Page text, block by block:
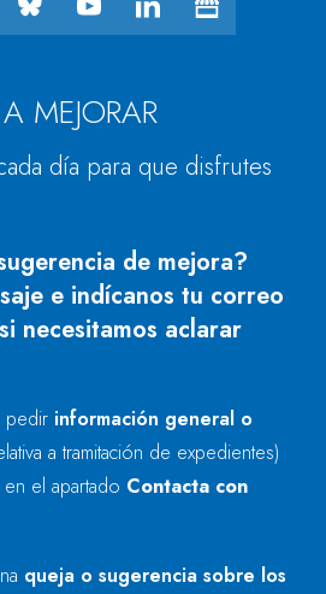
A MEJORAR
día para que disfrutes
de mejora?
e indícanos tu correo
necesitamos aclarar
pedir información general o
a tramitación de expedientes)
el apartado Contacta con
queja o sugerencia sobre los